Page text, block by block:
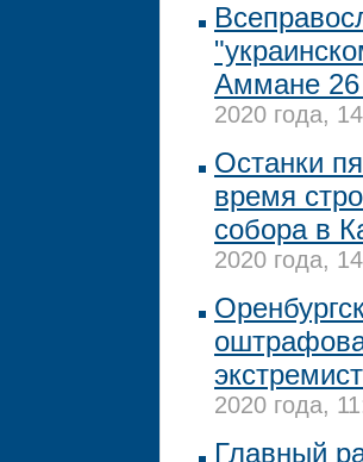
Аммане
2020 года,
Останки
время
собора в
2020 года,
2020 года,
Главный